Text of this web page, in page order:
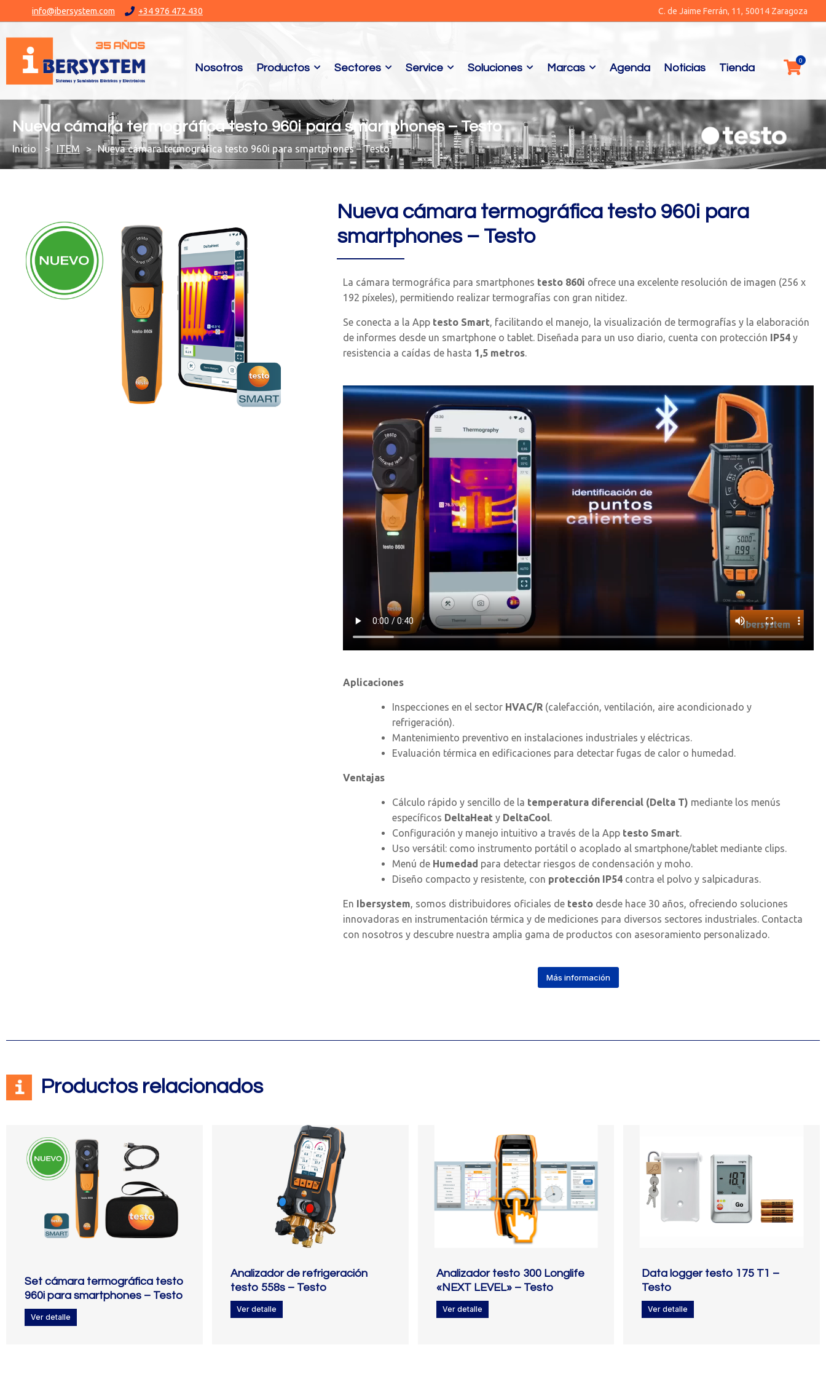
info@ibersystem.com +34 976 472 430 C. de Jaime Ferrán, 11, 50014 Zaragoza
Nosotros Productos Sectores Service Soluciones Marcas Agenda Noticias Tienda
Nueva cámara termográfica testo 960i para smartphones – Testo
You are here:ITEM Nueva cámara termográfica testo 960i para smartphones – Testo
Nueva cámara termográfica testo 960i para
smartphones – Testo
La cámara termográfica para smartphones testo 860i ofrece una excelente resolución de imagen (256 x
192 píxeles), permitiendo realizar termografías con gran nitidez.
Se conecta a la App testo Smart, facilitando el manejo, la visualización de termografías y la elaboración
de informes desde un smartphone o tablet. Diseñada para un uso diario, cuenta con protección IP54y
resistencia a caídas de hasta 1,5 metros.
Aplicaciones
Inspecciones en el sector HVAC/R(calefacción, ventilación, aire acondicionado y
refrigeración).
Mantenimiento preventivo en instalaciones industriales y eléctricas.
Evaluación térmica en edificaciones para detectar fugas de calor o humedad.
Ventajas
Cálculo rápido y sencillo de la temperatura diferencial (Delta T) mediante los menús
específicos DeltaHeaty DeltaCool.
Configuración y manejo intuitivo a través de la App testo Smart.
Uso versátil: como instrumento portátil o acoplado al smartphone/tablet mediante clips.
Menú de Humedad para detectar riesgos de condensación y moho.
Diseño compacto y resistente, con protección IP54contra el polvo y salpicaduras.
En Ibersystem, somos distribuidores oficiales de testodesde hace 30 años, ofreciendo soluciones
innovadoras en instrumentación térmica y de mediciones para diversos sectores industriales. Contacta
con nosotros y descubre nuestra amplia gama de productos con asesoramiento personalizado.
Más información
Productos relacionados
Set cámara termográfica testo
960i para smartphones – Testo
Ver detalle
Analizador de refrigeración
testo 558s – Testo
Ver detalle
Analizador testo 300 Longlife
«NEXT LEVEL» – Testo
Ver detalle
Data logger testo 175 T1 –
Testo
Ver detalle